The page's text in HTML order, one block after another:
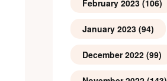
February 2023(106)
January 2023(94)
December 2022(99)